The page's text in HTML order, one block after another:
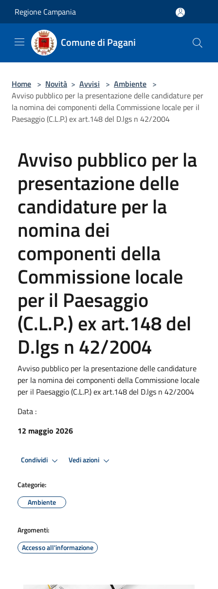
Regione Campania
Comune di Pagani
Home > Novità > Avvisi > Ambiente >
Avviso pubblico per la presentazione delle candidature per
la nomina dei componenti della Commissione locale per il
Paesaggio (C.L.P.) ex art.148 del D.lgs n 42/2004
Avviso pubblico per la
presentazione delle
candidature per la
nomina dei
componenti della
Commissione locale
per il Paesaggio
(C.L.P.) ex art.148 del
D.lgs n 42/2004
Avviso pubblico per la presentazione delle candidature
per la nomina dei componenti della Commissione locale
per il Paesaggio (C.L.P.) ex art.148 del D.lgs n 42/2004
Data :
12 maggio 2026
Condividi Vedi azioni
Categorie:
Ambiente
Argomenti:
Accesso all'informazione